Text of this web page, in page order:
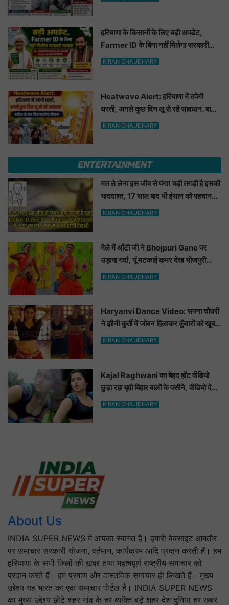
हरियाणा के किसानों के लिए बड़ी अपडेट,
Farmer ID के बिना नहीं मिलेगा सरकारी
फायदा
KIRAN CHAUDHARY
Heatwave Alert: हरियाणा में तपेगी
धरती, अगले कुछ दिन लू से रहें सावधान. बारिश
के बाद फिर बदलेगा मौसम
KIRAN CHAUDHARY
ENTERTAINMENT
मत ले लेना इस जीव से पंगा! बड़ी तगड़ी है इसकी
याददाश्त, 17 साल बाद भी इंसान को पहचानकर
ले लेगा बदला, नाम सुनकर होगी हैरानी...
KIRAN CHAUDHARY
मेले में आँटी जी ने Bhojpuri Gane पर
उड़ाया गर्दा, यूं मटकाई कमर देख भोजपुरी
हसीनाएं भी शरमाई a
KIRAN CHAUDHARY
Haryanvi Dance Video: सपना चौधरी
ने झीनी कुर्ती में जोबन हिलाकर कुँवारों को खूब
ललचाया, यूट्यूब पर छाया Hot Dance
KIRAN CHAUDHARY
Kajal Raghwani का बेहद हॉट वीडियो
छुड़ा रहा यूपी बिहार वालों के पसीने, वीडियो देख
आप भी हो जाओगे बेकाबू
KIRAN CHAUDHARY
About Us
INDIA SUPER NEWS में आपका स्वागत है। हमारी वेबसाइट आमतौर
पर समाचार सरकारी योजना, वर्तमान, कार्यक्रम आदि प्रदान करती हैं। हम
हरियाणा के सभी जिलों की खबर तथा महत्वपूर्ण राष्ट्रीय समाचार को
प्रदान करते हैं। हम प्रमाण और वास्तविक समाचार ही लिखते हैं। मुख्य
उद्देश्य यह भारत का एक समाचार पोर्टल है। INDIA SUPER NEWS
का मुख्य उद्देश्य छोटे शहर गांव के हर व्यक्ति बड़े शहर देश दुनिया हर खबर